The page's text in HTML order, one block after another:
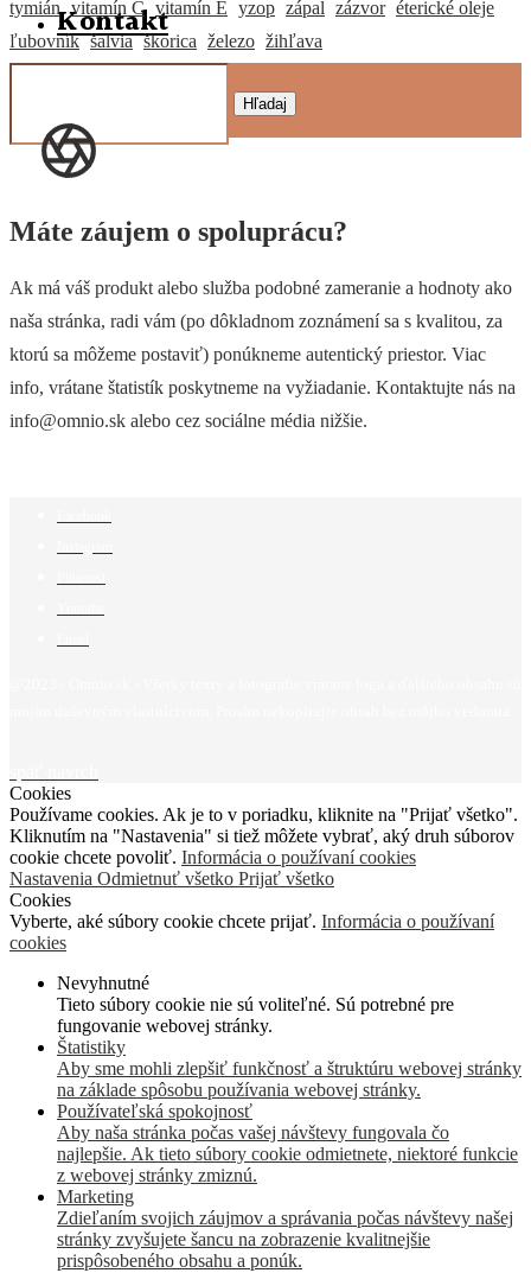
Kontakt
Hľadaj
tymián vitamín C vitamín E yzop zápal zázvor éterické oleje
ľubovník šalvia škorica železo žihľava
Máte záujem o spoluprácu?
Ak má váš produkt alebo služba podobné zameranie a hodnoty ako
naša stránka, radi vám (po dôkladnom zoznámení sa s kvalitou, za
ktorú sa môžeme postaviť) ponúkneme autentický priestor. Viac
info, vrátane štatistík poskytneme na vyžiadanie. Kontaktujte nás na
info@omnio.sk alebo cez sociálne média nižšie.
Cookies
Používame cookies. Ak je to v poriadku, kliknite na "Prijať všetko".
Kliknutím na "Nastavenia" si tiež môžete vybrať, aký druh súborov
cookie chcete povoliť. Informácia o používaní cookies
Nastavenia Odmietnuť všetko Prijať všetko
Cookies
Vyberte, aké súbory cookie chcete prijať. Informácia o používaní
cookies
Nevyhnutné
Tieto súbory cookie nie sú voliteľné. Sú potrebné pre
fungovanie webovej stránky.
Štatistiky
Aby sme mohli zlepšiť funkčnosť a štruktúru webovej stránky
na základe spôsobu používania webovej stránky.
Používateľská spokojnosť
Aby naša stránka počas vašej návštevy fungovala čo
najlepšie. Ak tieto súbory cookie odmietnete, niektoré funkcie
z webovej stránky zmiznú.
Marketing
Zdieľaním svojich záujmov a správania počas návštevy našej
stránky zvyšujete šancu na zobrazenie kvalitnejšie
prispôsobeného obsahu a ponúk.